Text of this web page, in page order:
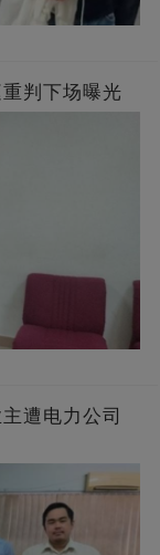
判下场曝光
遭电力公司